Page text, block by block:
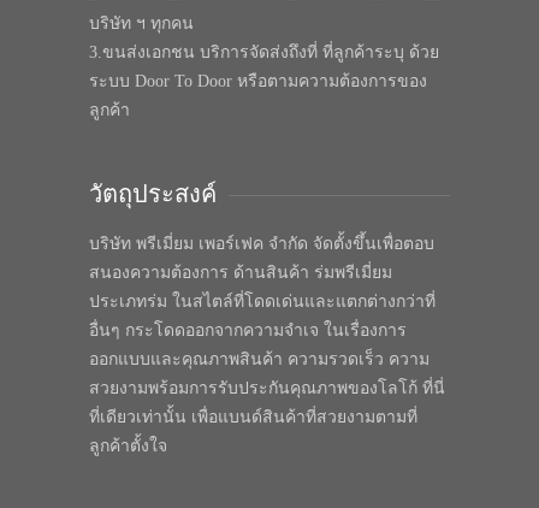
บริษัท ฯ ทุกคน
3.ขนส่งเอกชน บริการจัดส่งถึงที่ ที่ลูกค้าระบุ ด้วย
ระบบ Door To Door หรือตามความต้องการของ
ลูกค้า
วัตถุประสงค์
บริษัท พรีเมี่ยม เพอร์เฟค จำกัด จัดตั้งขึ้นเพื่อตอบ
สนองความต้องการ ด้านสินค้า ร่มพรีเมี่ยม
ประเภทร่ม ในสไตล์ที่โดดเด่นและแตกต่างกว่าที่
อื่นๆ กระโดดออกจากความจำเจ ในเรื่องการ
ออกแบบและคุณภาพสินค้า ความรวดเร็ว ความ
สวยงามพร้อมการรับประกันคุณภาพของโลโก้ ที่นี่
ที่เดียวเท่านั้น เพื่อแบนด์สินค้าที่สวยงามตามที่
ลูกค้าตั้งใจ